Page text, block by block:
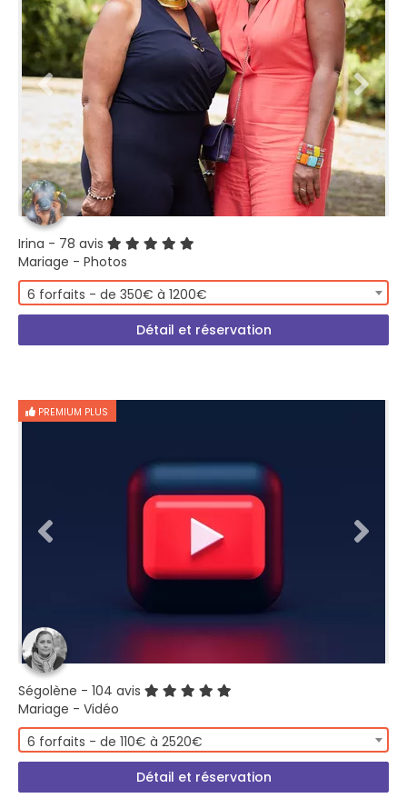
Irina - 78 avis
Mariage - Photos
6 forfaits - de 350€ à 1200€
Détail et réservation
PREMIUM PLUS
Ségolène - 104 avis
Mariage - Vidéo
6 forfaits - de 110€ à 2520€
Détail et réservation